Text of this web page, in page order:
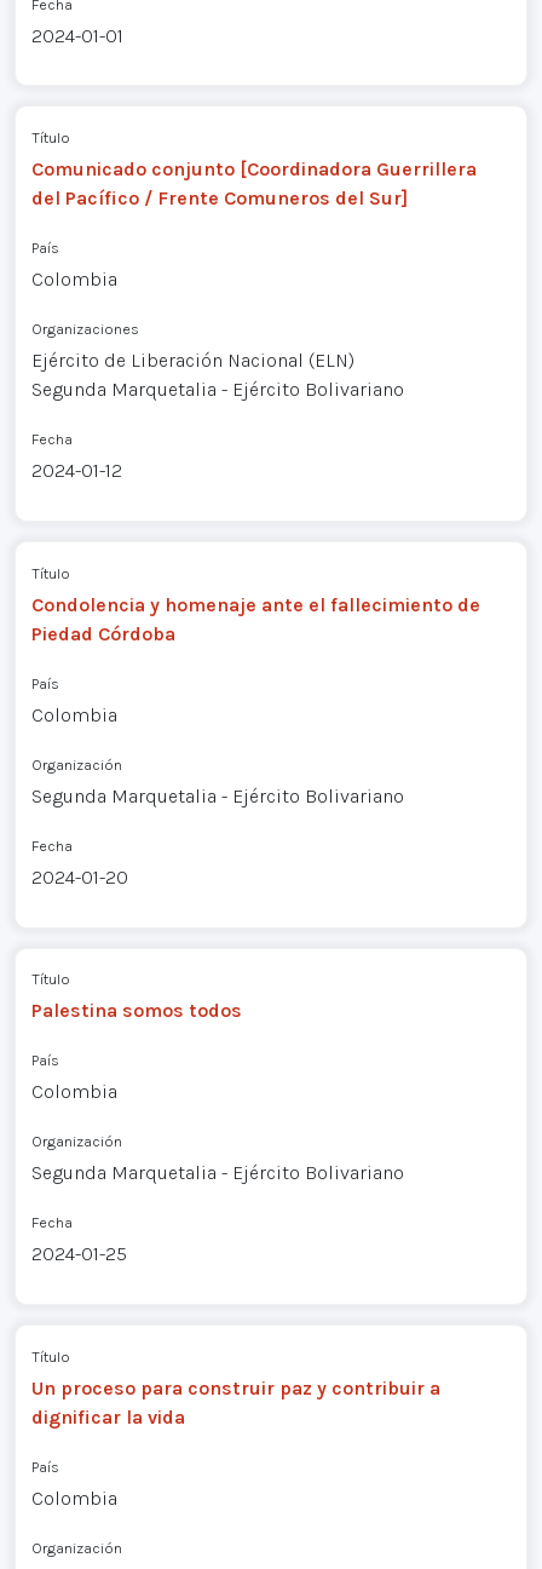
Fecha
2024-01-01
Título
Comunicado conjunto [Coordinadora Guerrillera
del Pacífico / Frente Comuneros del Sur]
País
Colombia
Organizaciones
Ejército de Liberación Nacional (ELN)
Segunda Marquetalia - Ejército Bolivariano
Fecha
2024-01-12
Título
Condolencia y homenaje ante el fallecimiento de
Piedad Córdoba
País
Colombia
Organización
Segunda Marquetalia - Ejército Bolivariano
Fecha
2024-01-20
Título
Palestina somos todos
País
Colombia
Organización
Segunda Marquetalia - Ejército Bolivariano
Fecha
2024-01-25
Título
Un proceso para construir paz y contribuir a
dignificar la vida
País
Colombia
Organización